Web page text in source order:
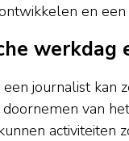
en
journalist kan
van
activiteiten